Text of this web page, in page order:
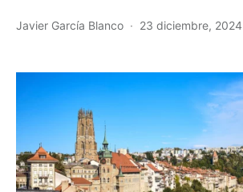
Javier García Blanco 23 diciembre, 2024